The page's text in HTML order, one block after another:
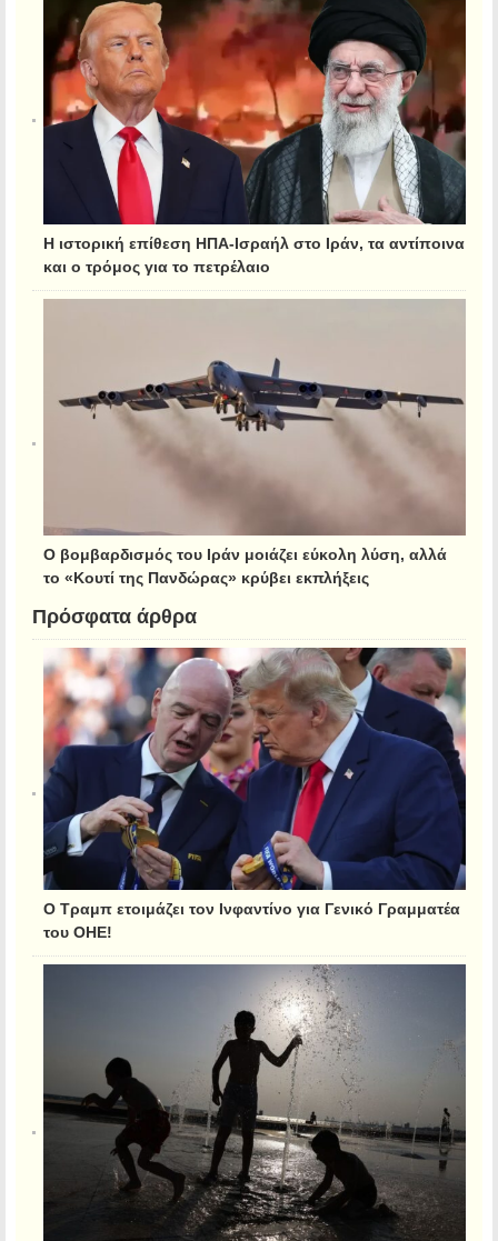
Η ιστορική επίθεση ΗΠΑ-Ισραήλ στο Ιράν, τα αντίποινα
και ο τρόμος για το πετρέλαιο
Ο βομβαρδισμός του Ιράν μοιάζει εύκολη λύση, αλλά
το «Κουτί της Πανδώρας» κρύβει εκπλήξεις
Πρόσφατα άρθρα
Ο Τραμπ ετοιμάζει τον Ινφαντίνο για Γενικό Γραμματέα
του ΟΗΕ!